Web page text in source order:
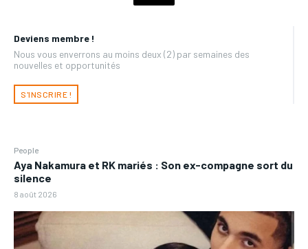
Deviens membre !
Nous vous enverrons au moins deux (2) par semaines des
nouvelles et opportunités
S'INSCRIRE !
People
Aya Nakamura et RK mariés : Son ex-compagne sort du
silence
8 août 2026